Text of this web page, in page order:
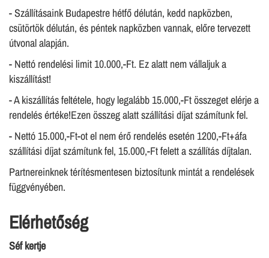
- Szállításaink Budapestre hétfő délután, kedd napközben,
csütörtök délután, és péntek napközben vannak, előre tervezett
útvonal alapján.
- Nettó rendelési limit 10.000,-Ft. Ez alatt nem vállaljuk a
kiszállítást!
- A kiszállítás feltétele, hogy legalább 15.000,-Ft összeget elérje a
rendelés értéke!Ezen összeg alatt szállítási díjat számítunk fel.
- Nettó 15.000,-Ft-ot el nem érő rendelés esetén 1200,-Ft+áfa
szállítási díjat számítunk fel, 15.000,-Ft felett a szállítás díjtalan.
Partnereinknek térítésmentesen biztosítunk mintát a rendelések
függvényében.
Elérhetőség
Séf kertje